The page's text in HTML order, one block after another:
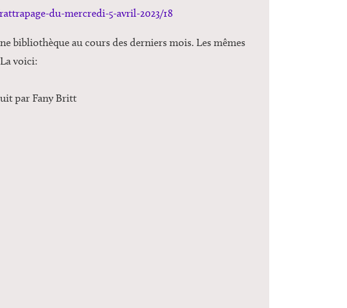
du-mercredi-5-avril-2023/18
bibliothèque au cours des derniers mois. Les mêmes
voici:
par Fany Britt